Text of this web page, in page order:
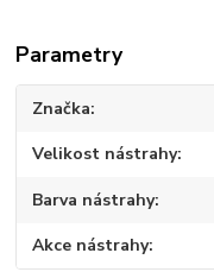
Parametry
Značka
Velikost nástrahy
Barva nástrahy
Akce nástrahy